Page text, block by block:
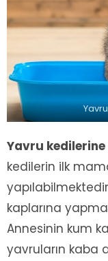
Yavru
kedilerin ilk
kaplarına
Annesinin kum
yavruların kaba